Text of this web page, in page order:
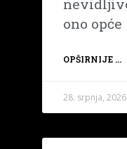
ono opće
OPŠIRNIJE ...
28. srpnja, 2026.